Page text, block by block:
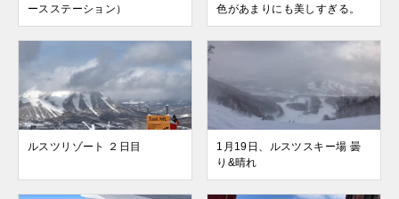
ースステーション）
色があまりにも美しすぎる。
ルスツリゾート ２日目
1月19日、ルスツスキー場 曇
り&晴れ